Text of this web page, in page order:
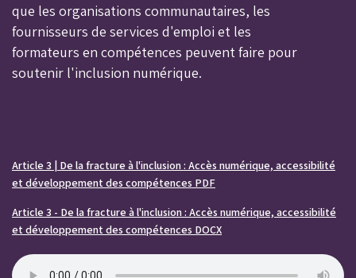
que les organisations communautaires, les
fournisseurs de services d'emploi et les
formateurs en compétences peuvent faire pour
soutenir l'inclusion numérique.
Article 3 | De la fracture à l'inclusion : Accès numérique, accessibilité
et développement des compétences PDF
Article 3 - De la fracture à l'inclusion : Accès numérique, accessibilité
et développement des compétences DOCX